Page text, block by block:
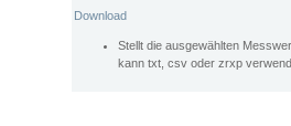
Download
Stellt die ausgewählten
kann txt, csv oder zrxp